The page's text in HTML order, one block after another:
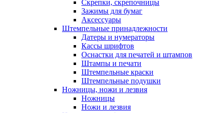
Скрепки, скрепочницы
Зажимы для бумаг
Аксессуары
Штемпельные принадлежности
Датеры и нумераторы
Кассы шрифтов
Оснастки для печатей и штампов
Штампы и печати
Штемпельные краски
Штемпельные подушки
Ножницы, ножи и лезвия
Ножницы
Ножи и лезвия